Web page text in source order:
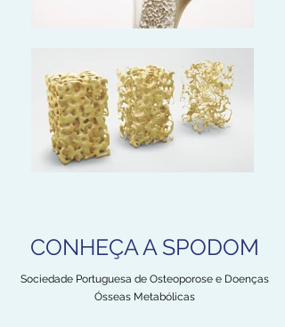
CONHEÇA A SPODOM
Sociedade Portuguesa de Osteoporose e Doenças
Ósseas Metabólicas